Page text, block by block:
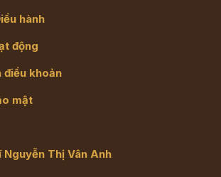
hành
động
điều khoản
mật
Nguyễn Thị Vân Anh